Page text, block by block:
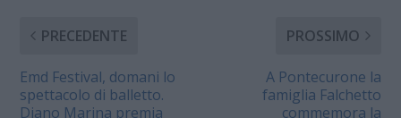
PRECEDENTE
Emd Festival, domani lo
spettacolo di balletto.
Diano Marina premia
PROSSIMO
A Pontecurone la
famiglia Falchetto
commemora la